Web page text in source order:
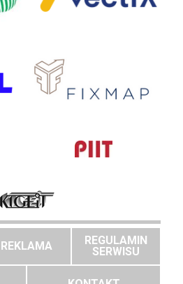
REKLAMA
REGULAMIN
SERWISU